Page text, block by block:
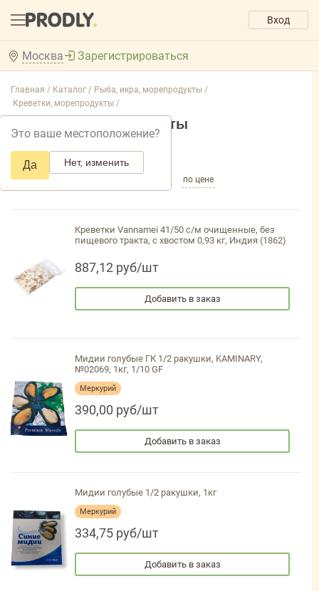
Вход
Москва
Это ваше местоположение?
Да Нет, изменить
Зарегистрироваться
Главная / Каталог / Рыба, икра, морепродукты /
Креветки, морепродукты /
Креветки, морепродукты
Добавить фильтр товаров
по популярности по цене
Креветки Vannamei 41/50 с/м очищенные, без
пищевого тракта, с хвостом 0,93 кг, Индия (1862)
887,12 руб/шт
Добавить в заказ
Мидии голубые ГК 1/2 ракушки, KAMINARY,
№02069, 1кг, 1/10 GF
Меркурий
390,00 руб/шт
Добавить в заказ
Мидии голубые 1/2 ракушки, 1кг
Меркурий
334,75 руб/шт
Добавить в заказ